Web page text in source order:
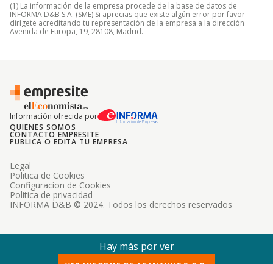
(1) La información de la empresa procede de la base de datos de
INFORMA D&B S.A. (SME) Si aprecias que existe algún error por favor
dirígete acreditando tu representación de la empresa a la dirección
Avenida de Europa, 19, 28108, Madrid.
Información ofrecida por
QUIENES SOMOS
CONTACTO EMPRESITE
PUBLICA O EDITA TU EMPRESA
INFORMA D&B © 2024. Todos los derechos reservados
Legal
Politica de Cookies
Configuracion de Cookies
Politica de privacidad
Hay más por ver